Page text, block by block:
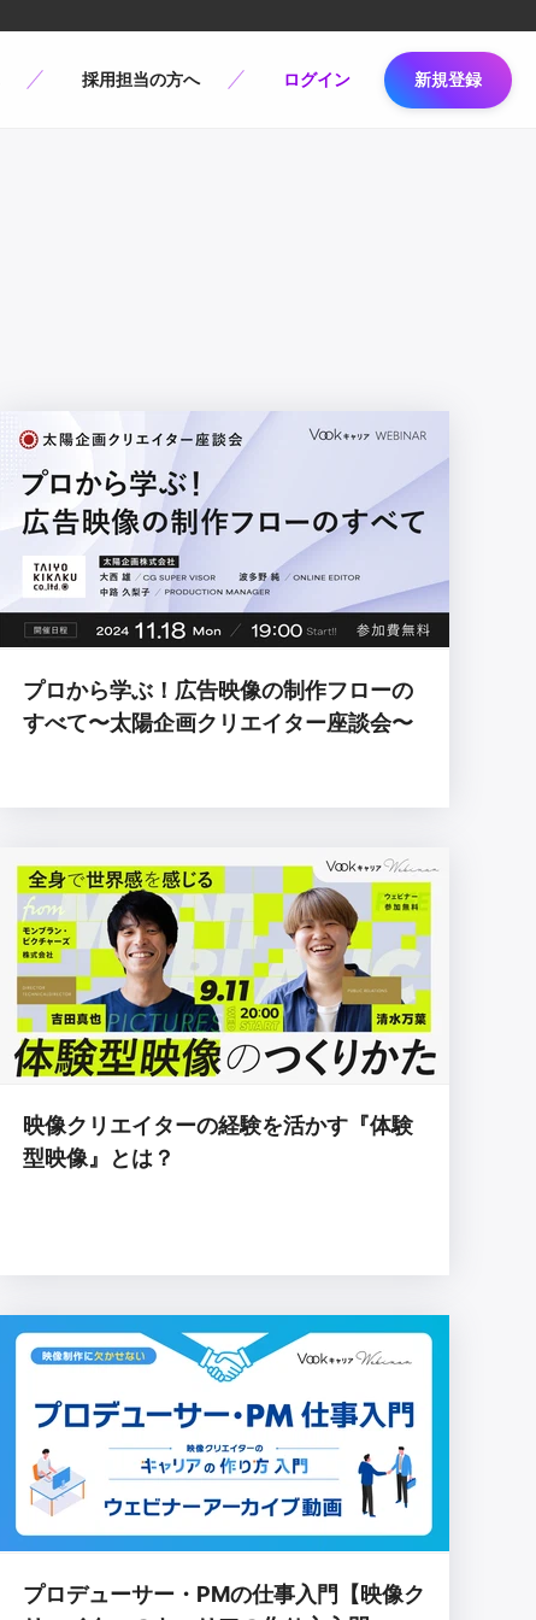
採用担当の方へ ログイン 新規登録
プロから学ぶ！広告映像の制作フローの
すべて〜太陽企画クリエイター座談会〜
映像クリエイターの経験を活かす『体験
型映像』とは？
プロデューサー・PMの仕事入門【映像ク